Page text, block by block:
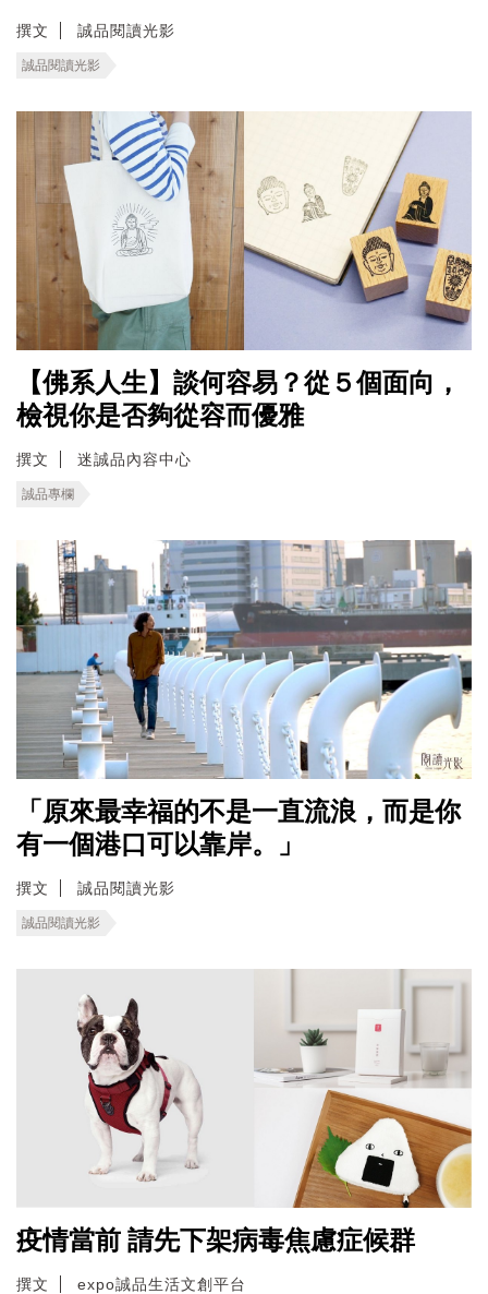
撰文 誠品閱讀光影
誠品閱讀光影
【佛系人生】談何容易？從５個面向，
檢視你是否夠從容而優雅
撰文 迷誠品內容中心
誠品專欄
「原來最幸福的不是一直流浪，而是你
有一個港口可以靠岸。」
撰文 誠品閱讀光影
誠品閱讀光影
疫情當前 請先下架病毒焦慮症候群
撰文 expo誠品生活文創平台